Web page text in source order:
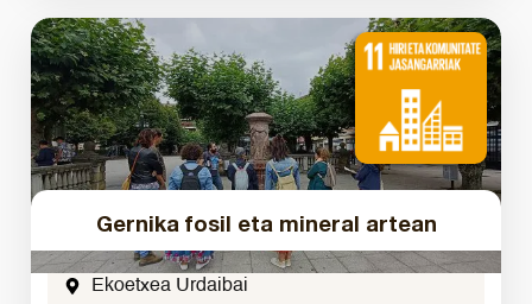
Gernika fosil eta mineral artean
Ekoetxea Urdaibai